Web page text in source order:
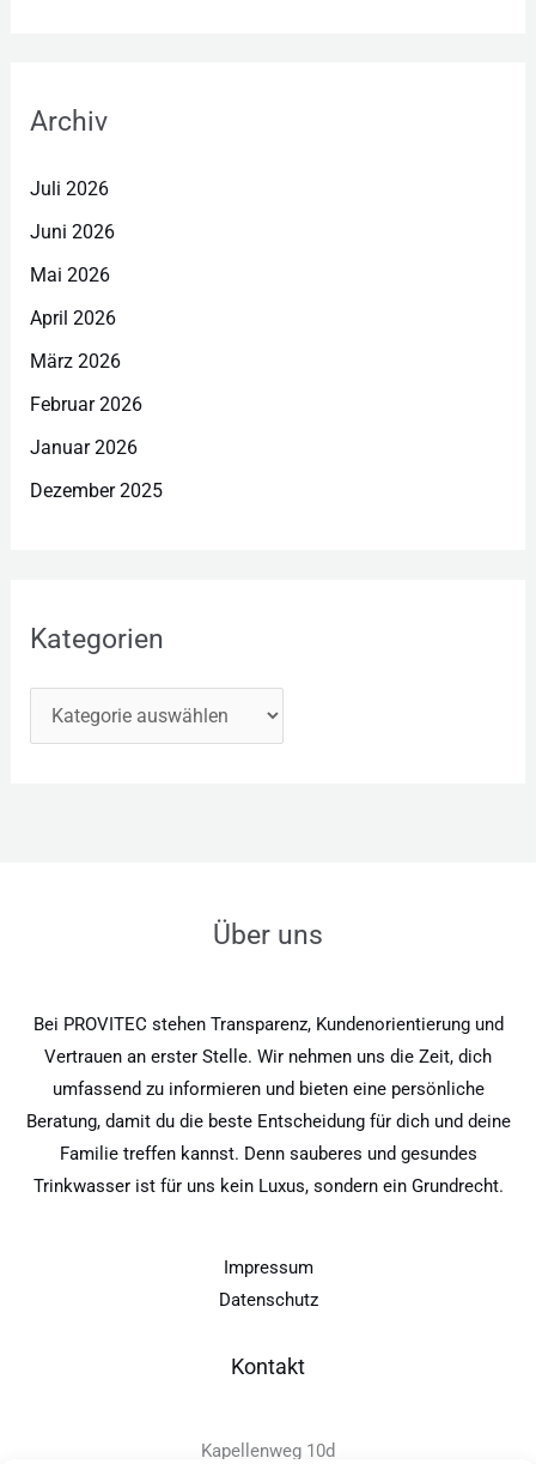
Archiv
Juli 2026
Juni 2026
Mai 2026
April 2026
März 2026
Februar 2026
Januar 2026
Dezember 2025
Kategorien
Über uns
Bei PROVITEC stehen Transparenz, Kundenorientierung und
Vertrauen an erster Stelle. Wir nehmen uns die Zeit, dich
umfassend zu informieren und bieten eine persönliche
Beratung, damit du die beste Entscheidung für dich und deine
Familie treffen kannst. Denn sauberes und gesundes
Trinkwasser ist für uns kein Luxus, sondern ein Grundrecht.
Impressum
Datenschutz
Kontakt
Kapellenweg 10d